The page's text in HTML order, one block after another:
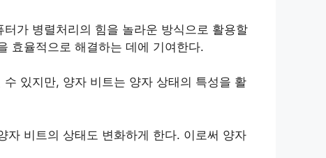
가 병렬처리의 힘을 놀라운 방식으로 활용할
효율적으로 해결하는 데에 기여한다.
있지만, 양자 비트는 양자 상태의 특성을 활
자 비트의 상태도 변화하게 한다. 이로써 양자